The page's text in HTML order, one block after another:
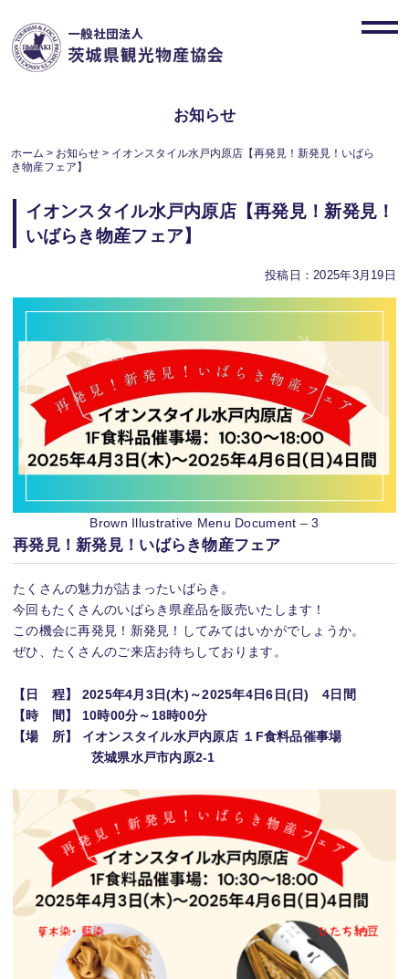
content
お知らせ
ホーム > お知らせ > イオンスタイル水戸内原店【再発見！新発見！いばら
き物産フェア】
イオンスタイル水戸内原店【再発見！新発見！
いばらき物産フェア】
投稿日：2025年3月19日
Brown Illustrative Menu Document – 3
再発見！新発見！いばらき物産フェア
たくさんの魅力が詰まったいばらき。
今回もたくさんのいばらき県産品を販売いたします！
この機会に再発見！新発見！してみてはいかがでしょうか。
ぜひ、たくさんのご来店お待ちしております。
【日 程】 2025年4月3日(木)～2025年4日6日(日) 4日間
【時 間】 10時00分～18時00分
【場 所】 イオンスタイル水戸内原店 １F食料品催事場
茨城県水戸市内原2-1